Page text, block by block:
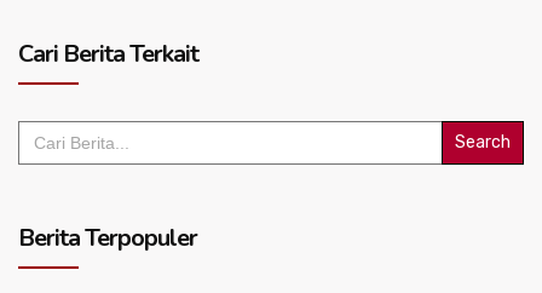
Cari Berita Terkait
Search
for:
Berita Terpopuler